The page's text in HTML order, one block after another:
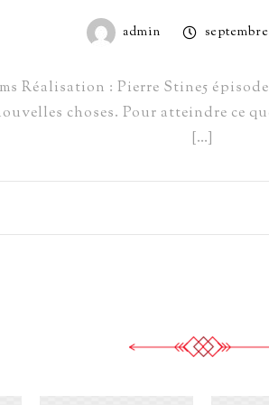
admin septembre
Réalisation : Pierre Stine5
choses. Pour atteindre ce
[…]